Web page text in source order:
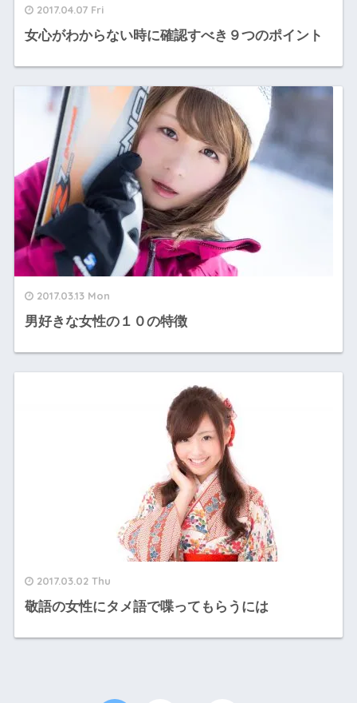
2017.04.07 Fri
女心がわからない時に確認すべき９つのポイント
2017.03.13 Mon
男好きな女性の１０の特徴
2017.03.02 Thu
敬語の女性にタメ語で喋ってもらうには